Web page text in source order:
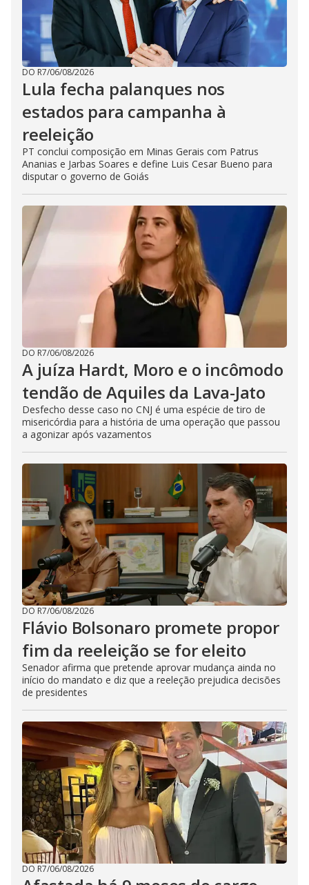
DO R7/06/08/2026
Lula fecha palanques nos
estados para campanha à
reeleição
PT conclui composição em Minas Gerais com Patrus
Ananias e Jarbas Soares e define Luis Cesar Bueno para
disputar o governo de Goiás
DO R7/06/08/2026
A juíza Hardt, Moro e o incômodo
tendão de Aquiles da Lava-Jato
Desfecho desse caso no CNJ é uma espécie de tiro de
misericórdia para a história de uma operação que passou
a agonizar após vazamentos
DO R7/06/08/2026
Flávio Bolsonaro promete propor
fim da reeleição se for eleito
Senador afirma que pretende aprovar mudança ainda no
início do mandato e diz que a reeleção prejudica decisões
de presidentes
DO R7/06/08/2026